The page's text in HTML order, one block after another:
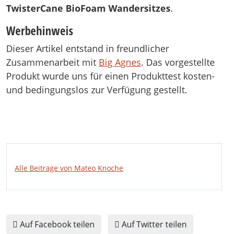
TwisterCane BioFoam Wandersitzes.
Werbehinweis
Dieser Artikel entstand in freundlicher
Zusammenarbeit mit Big Agnes. Das vorgestellte
Produkt wurde uns für einen Produkttest kosten-
und bedingungslos zur Verfügung gestellt.
Alle Beiträge von Mateo Knoche
Auf Facebook teilen Auf Twitter teilen